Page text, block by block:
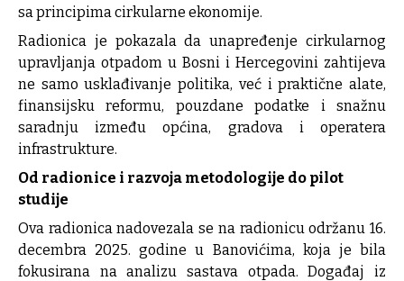
sa principima cirkularne ekonomije.
Radionica je pokazala da unapređenje cirkularnog
upravljanja otpadom u Bosni i Hercegovini zahtijeva
ne samo usklađivanje politika, već i praktične alate,
finansijsku reformu, pouzdane podatke i snažnu
saradnju između općina, gradova i operatera
infrastrukture.
Od radionice i razvoja metodologije do pilot
studije
Ova radionica nadovezala se na radionicu održanu 16.
decembra 2025. godine u Banovićima, koja je bila
fokusirana na analizu sastava otpada. Događaj iz